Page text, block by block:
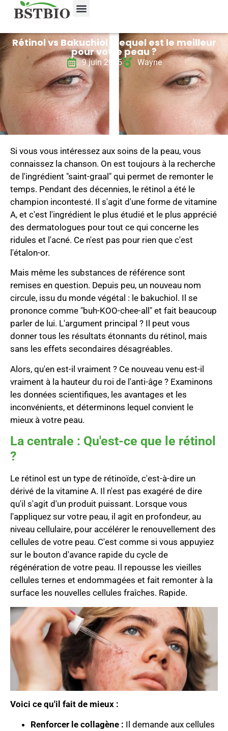
Rétinol vs Bakuchiol : Lequel est le meilleur
pour votre peau ?
9 juin 2025 Wayne
Si vous vous intéressez aux soins de la peau, vous
connaissez la chanson. On est toujours à la recherche
de l'ingrédient "saint-graal" qui permet de remonter le
temps. Pendant des décennies, le rétinol a été le
champion incontesté. Il s'agit d'une forme de vitamine
A, et c'est l'ingrédient le plus étudié et le plus apprécié
des dermatologues pour tout ce qui concerne les
ridules et l'acné. Ce n'est pas pour rien que c'est
l'étalon-or.
Mais même les substances de référence sont
remises en question. Depuis peu, un nouveau nom
circule, issu du monde végétal : le bakuchiol. Il se
prononce comme "buh-KOO-chee-all" et fait beaucoup
parler de lui. L'argument principal ? Il peut vous
donner tous les résultats étonnants du rétinol, mais
sans les effets secondaires désagréables.
Alors, qu'en est-il vraiment ? Ce nouveau venu est-il
vraiment à la hauteur du roi de l'anti-âge ? Examinons
les données scientifiques, les avantages et les
inconvénients, et déterminons lequel convient le
mieux à votre peau.
La centrale : Qu'est-ce que le rétinol
?
Le rétinol est un type de rétinoïde, c'est-à-dire un
dérivé de la vitamine A. Il n'est pas exagéré de dire
qu'il s'agit d'un produit puissant. Lorsque vous
l'appliquez sur votre peau, il agit en profondeur, au
niveau cellulaire, pour accélérer le renouvellement des
cellules de votre peau. C'est comme si vous appuyiez
sur le bouton d'avance rapide du cycle de
régénération de votre peau. Il repousse les vieilles
cellules ternes et endommagées et fait remonter à la
surface les nouvelles cellules fraîches. Rapide.
Voici ce qu'il fait de mieux :
Renforcer le collagène : Il demande aux cellules